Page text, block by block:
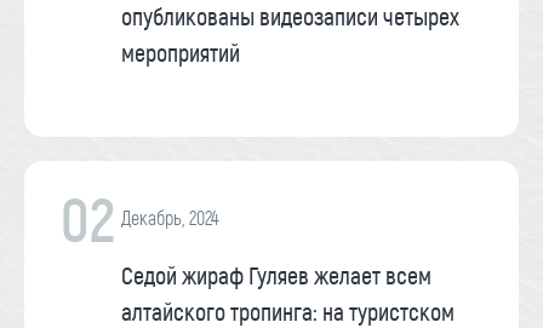
опубликованы видеозаписи четырех
мероприятий
02 Декабрь, 2024
Седой жираф Гуляев желает всем
алтайского тропинга: на туристском